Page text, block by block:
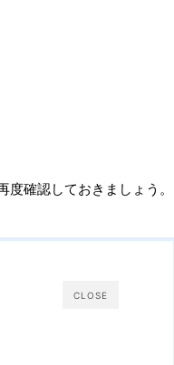
確認しておきましょう。
CLOSE